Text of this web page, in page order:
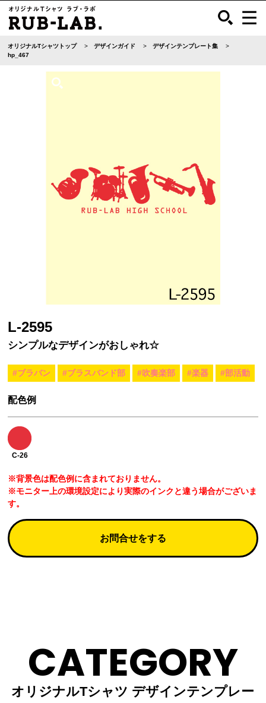
オリジナルTシャツトップ デザインガイド
デザインテンプレート集
hp_467
L-2595
シンプルなデザインがおしゃれ☆
#ブラバン #ブラスバンド部 #吹奏楽部 #楽器 #部活動
配色例
C-26
※背景色は配色例に含まれておりません。
※モニター上の環境設定により実際のインクと違う場合がございま
す。
お問合せをする
CATEGORY
オリジナルTシャツ デザインテンプレー